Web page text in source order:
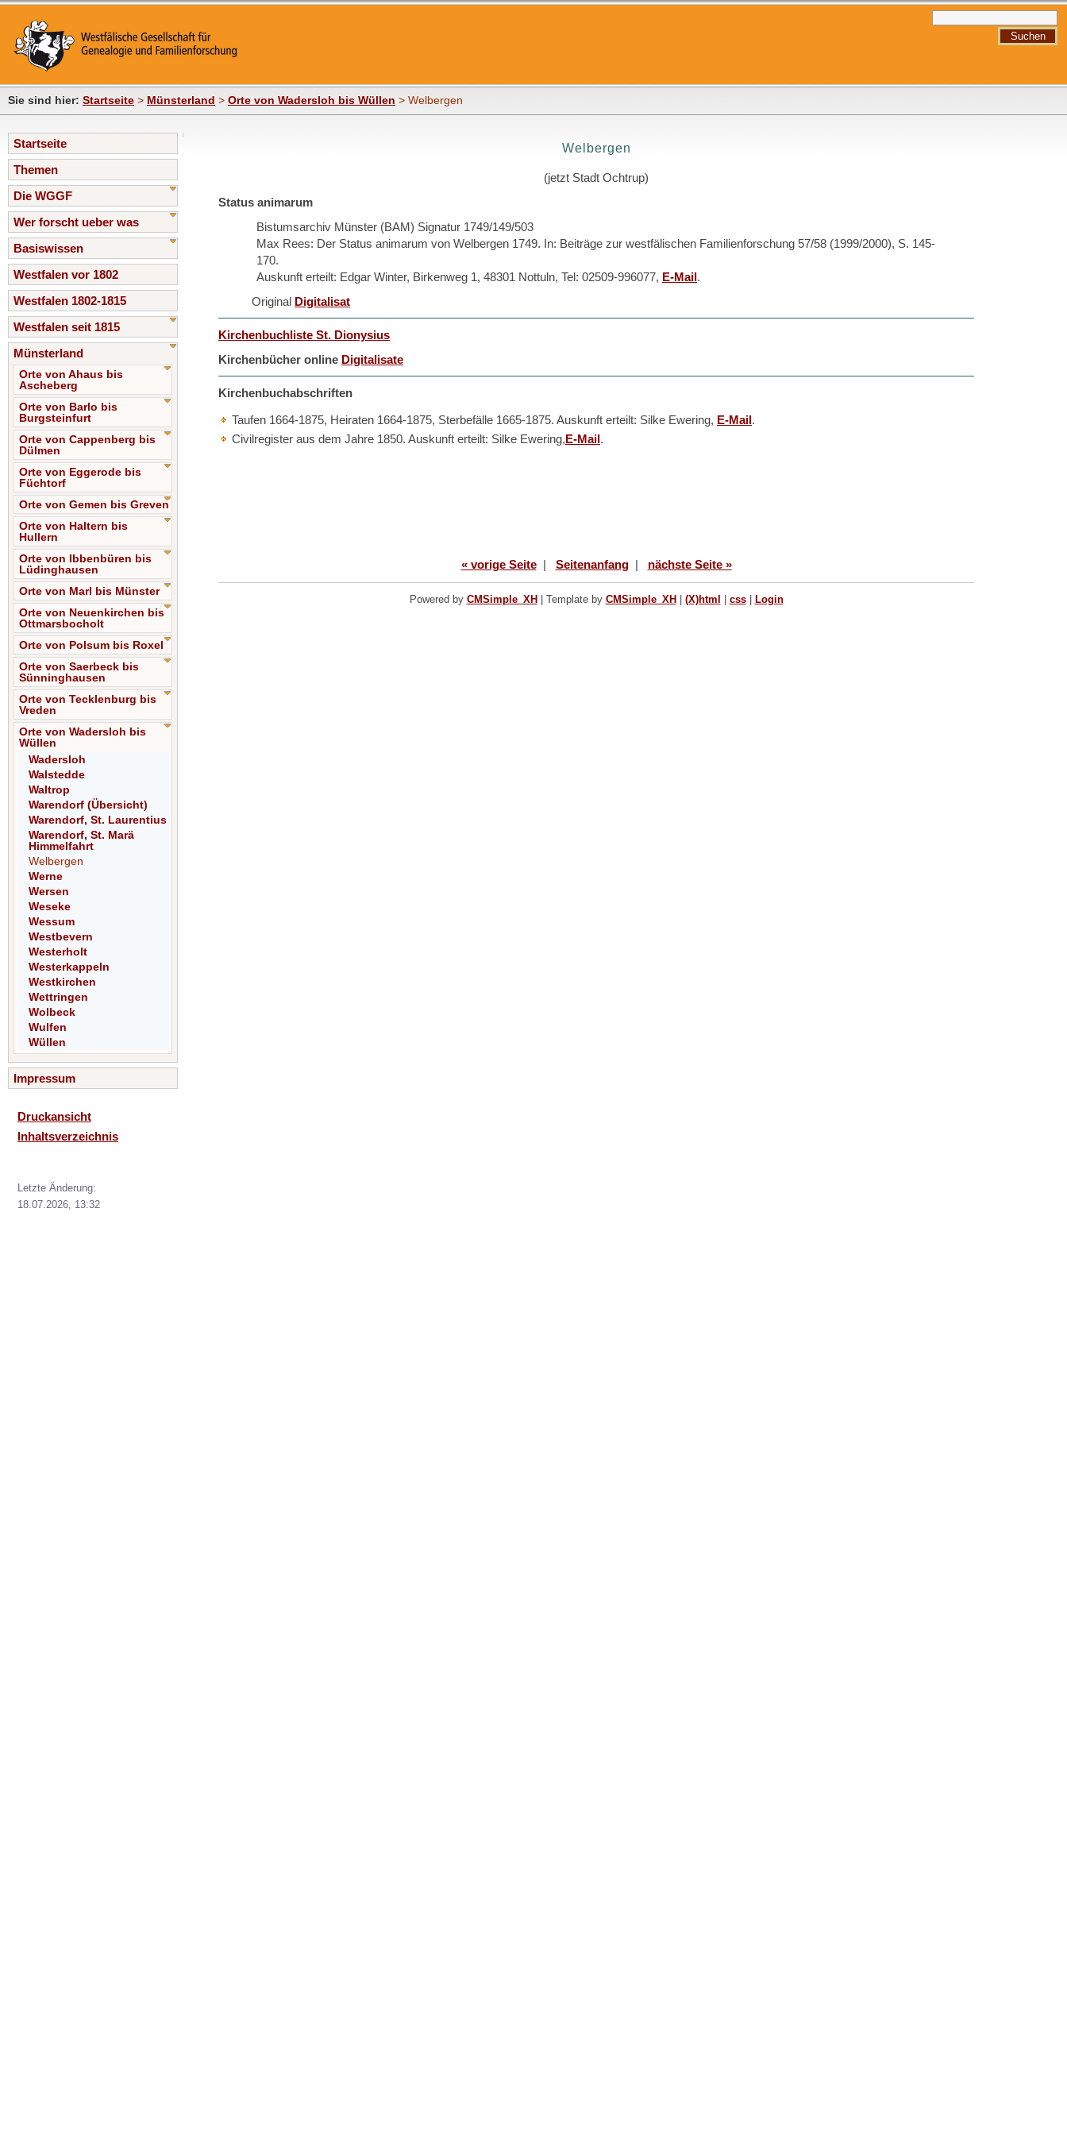
Sie sind hier: Startseite > Münsterland > Orte von Wadersloh bis Wüllen > Welbergen
Startseite
Themen
Die WGGF
Wer forscht ueber was
Basiswissen
Westfalen vor 1802
Westfalen 1802-1815
Westfalen seit 1815
Münsterland
Orte von Ahaus bis
Ascheberg
Orte von Barlo bis
Burgsteinfurt
Orte von Cappenberg bis
Dülmen
Orte von Eggerode bis
Füchtorf
Orte von Gemen bis Greven
Orte von Haltern bis
Hullern
Orte von Ibbenbüren bis
Lüdinghausen
Orte von Marl bis Münster
Orte von Neuenkirchen bis
Ottmarsbocholt
Orte von Polsum bis Roxel
Orte von Saerbeck bis
Sünninghausen
Orte von Tecklenburg bis
Vreden
Orte von Wadersloh bis
Wüllen
Wadersloh
Walstedde
Waltrop
Warendorf (Übersicht)
Warendorf, St. Laurentius
Warendorf, St. Marä
Himmelfahrt
Welbergen
Werne
Wersen
Weseke
Wessum
Westbevern
Westerholt
Westerkappeln
Westkirchen
Wettringen
Wolbeck
Wulfen
Wüllen
Impressum
Druckansicht
Inhaltsverzeichnis
Letzte Änderung:
18.07.2026, 13:32
Welbergen
(jetzt Stadt Ochtrup)
Status animarum
Bistumsarchiv Münster (BAM) Signatur 1749/149/503
Max Rees: Der Status animarum von Welbergen 1749. In: Beiträge zur westfälischen Familienforschung 57/58 (1999/2000), S. 145-
170.
Auskunft erteilt: Edgar Winter, Birkenweg 1, 48301 Nottuln, Tel: 02509-996077, E-Mail.
Original Digitalisat
Kirchenbuchliste St. Dionysius
Kirchenbücher online Digitalisate
Kirchenbuchabschriften
Taufen 1664-1875, Heiraten 1664-1875, Sterbefälle 1665-1875. Auskunft erteilt: Silke Ewering, E-Mail.
Civilregister aus dem Jahre 1850. Auskunft erteilt: Silke Ewering,E-Mail.
« vorige Seite| Seitenanfang| nächste Seite »
Powered by CMSimple_XH Template by CMSimple_XH (X)html css| Login